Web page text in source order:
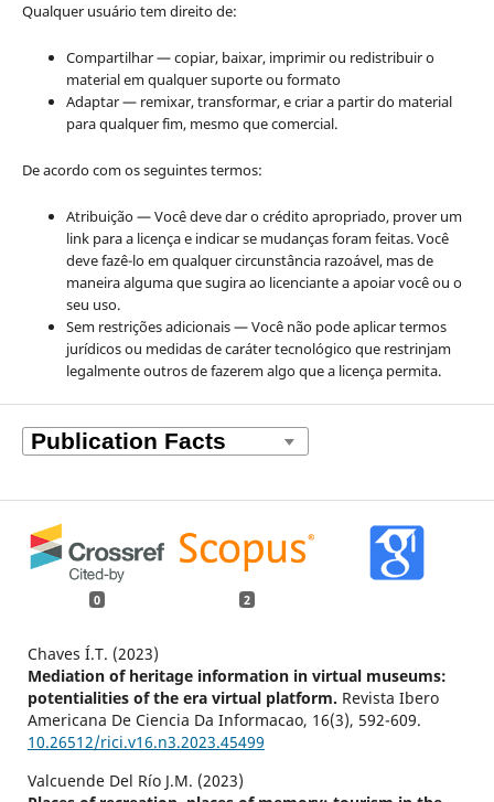
Qualquer usuário tem direito de:
Compartilhar — copiar, baixar, imprimir ou redistribuir o
material em qualquer suporte ou formato
Adaptar — remixar, transformar, e criar a partir do material
para qualquer fim, mesmo que comercial.
De acordo com os seguintes termos:
Atribuição — Você deve dar o crédito apropriado, prover um
link para a licença e indicar se mudanças foram feitas. Você
deve fazê-lo em qualquer circunstância razoável, mas de
maneira alguma que sugira ao licenciante a apoiar você ou o
seu uso.
Sem restrições adicionais — Você não pode aplicar termos
jurídicos ou medidas de caráter tecnológico que restrinjam
legalmente outros de fazerem algo que a licença permita.
0 2
Chaves Í.T. (2023)
Mediation of heritage information in virtual museums:
potentialities of the era virtual platform. Revista Ibero
Americana De Ciencia Da Informacao, 16(3), 592-609.
10.26512/rici.v16.n3.2023.45499
Valcuende Del Río J.M. (2023)